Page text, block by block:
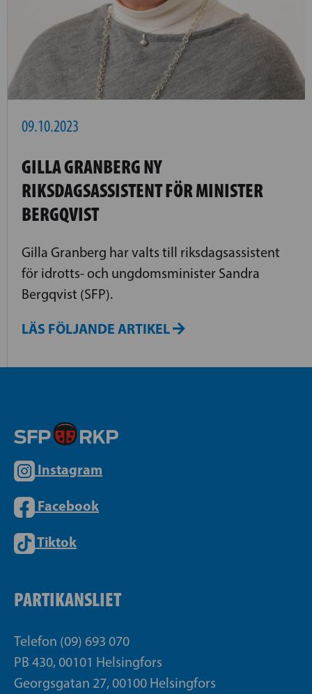
09.10.2023
GILLA GRANBERG NY
RIKSDAGSASSISTENT FÖR MINISTER
BERGQVIST
Gilla Granberg har valts till riksdagsassistent
för idrotts- och ungdomsminister Sandra
Bergqvist (SFP).
LÄS FÖLJANDE ARTIKEL
Instagram
Facebook
Tiktok
PARTIKANSLIET
Telefon (09) 693 070
PB 430, 00101 Helsingfors
Georgsgatan 27, 00100 Helsingfors